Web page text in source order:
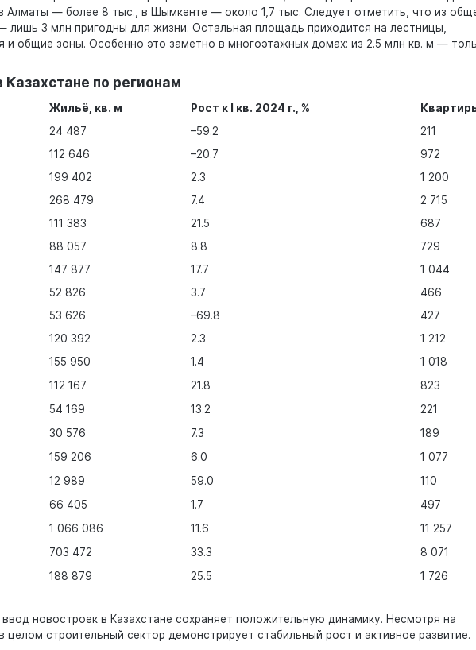
Алматы — более 8 тыс., в Шымкенте — около 1,7 тыс. Следует отметить, что из
лишь 3 млн пригодны для жизни. Остальная площадь приходится на лестницы,
и общие зоны. Особенно это заметно в многоэтажных домах: из 2.5 млн кв. м —
Казахстане по регионам
Жильё, кв. м Рост к I кв. 2024 г., %
24 487 –59.2
211
112 646 –20.7
972
199 402 2.3
1 200
268 479 7.4
2 715
111 383 21.5
687
88 057 8.8
729
147 877 17.7
1 044
52 826 3.7
466
53 626 –69.8
427
120 392 2.3
1 212
155 950 1.4
1 018
112 167 21.8
823
54 169 13.2
221
30 576 7.3
189
159 206 6.0
1 077
12 989 59.0
110
66 405 1.7
497
1 066 086 11.6
11 257
703 472 33.3
8 071
188 879 25.5 1 726
новостроек в Казахстане сохраняет положительную динамику. Несмотря на
целом строительный сектор демонстрирует стабильный рост и активное развитие.